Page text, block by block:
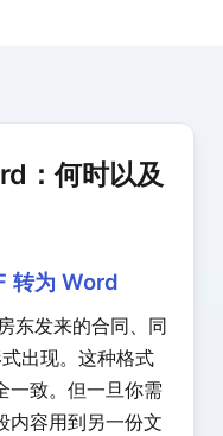
：何时以及
转为 Word
东发来的合同、同
出现。这种格式
一致。但一旦你需
内容用到另一份文